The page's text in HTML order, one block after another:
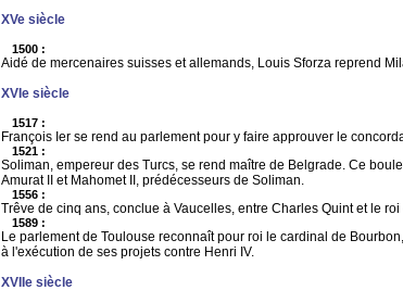
XVe siècle
1500 :
Aidé de mercenaires suisses et allemands, Louis Sforza reprend
XVIe siècle
1517 :
François Ier se rend au parlement pour y faire approuver le
1521 :
Soliman, empereur des Turcs, se rend maître de Belgrade. Ce
Amurat II et Mahomet II, prédécesseurs de Soliman.
1556 :
Trêve de cinq ans, conclue à Vaucelles, entre Charles Quint et le roi
1589 :
Le parlement de Toulouse reconnaît pour roi le cardinal de
à l'exécution de ses projets contre Henri IV.
XVIIe siècle